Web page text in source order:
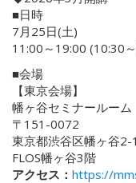
■日時
7月25日(土)
11:00～19:00 (10:30
■会場
【東京会場】
幡ヶ谷セミナールーム
〒151-0072
東京都渋谷区幡ヶ谷
FLOS幡ヶ谷3階
アクセス： https://